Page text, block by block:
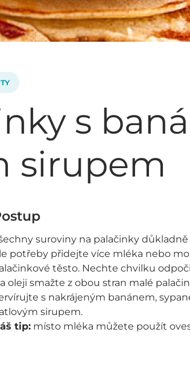
s
sirupem
suroviny na palačinky
potřeby přidejte více mléka nebo
těsto. Nechte chvilku
oleji smažte z obou stran malé
s nakrájeným banánem,
sirupem.
tip: místo mléka můžete použít